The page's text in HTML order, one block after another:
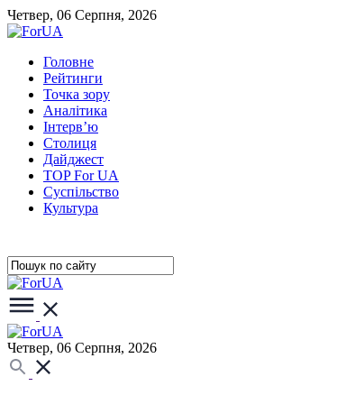
Четвер, 06 Серпня, 2026
Головне
Рейтинги
Точка зору
Аналітика
Інтерв’ю
Столиця
Дайджест
TOP For UA
Суспiльство
Культура
Четвер, 06 Серпня, 2026